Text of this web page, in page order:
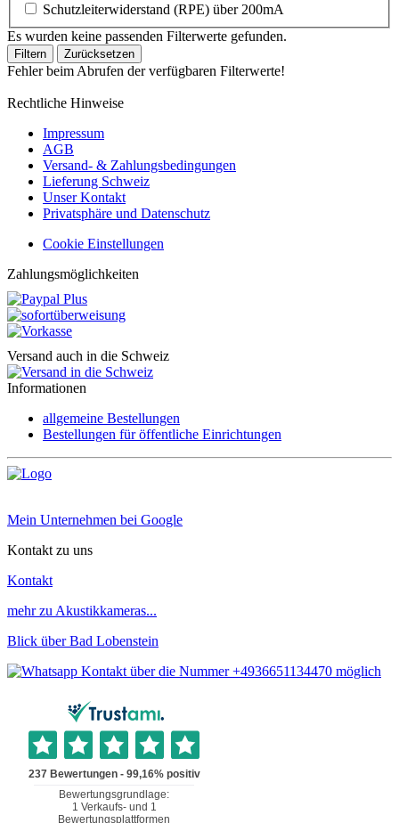
Schutzleiterwiderstand (RPE) über 200mA
Es wurden keine passenden Filterwerte gefunden.
Filtern Zurücksetzen
Fehler beim Abrufen der verfügbaren Filterwerte!
Rechtliche Hinweise
Impressum
AGB
Versand- & Zahlungsbedingungen
Lieferung Schweiz
Unser Kontakt
Privatsphäre und Datenschutz
Cookie Einstellungen
Zahlungsmöglichkeiten
Versand auch in die Schweiz
Informationen
allgemeine Bestellungen
Bestellungen für öffentliche Einrichtungen
Mein Unternehmen bei Google
Kontakt zu uns
Kontakt
mehr zu Akustikkameras...
Blick über Bad Lobenstein